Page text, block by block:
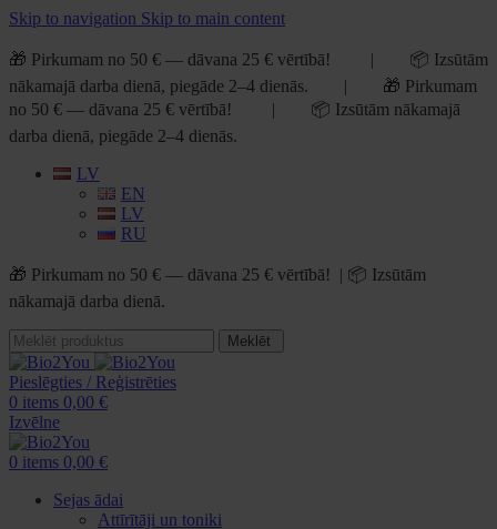
Skip to navigation Skip to main content
🎁 Pirkumam no 50 € — dāvana 25 € vērtībā! | 📦 Izsūtām
nākamajā darba dienā, piegāde 2–4 dienās. | 🎁 Pirkumam
no 50 € — dāvana 25 € vērtībā! | 📦 Izsūtām nākamajā
darba dienā, piegāde 2–4 dienās.
LV
EN
LV
RU
🎁 Pirkumam no 50 € — dāvana 25 € vērtībā! | 📦 Izsūtām
nākamajā darba dienā.
Meklēt
Pieslēgties / Reģistrēties
0 items 0,00 €
Izvēlne
0 items 0,00 €
Sejas ādai
Attīrītāji un toniki